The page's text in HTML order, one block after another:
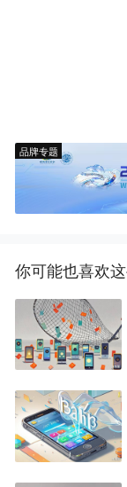
品牌专题
你可能也喜欢